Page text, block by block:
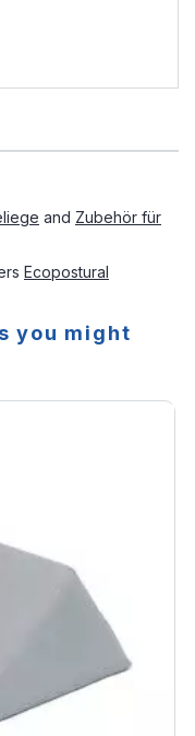
and Zubehör für
Ecopostural
you might